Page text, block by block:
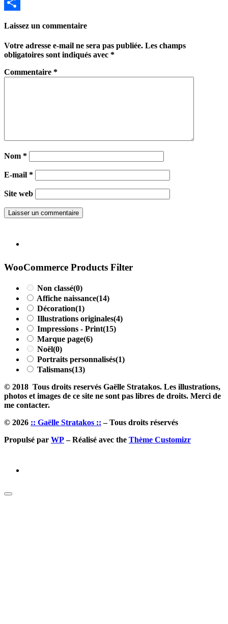
Email
Laissez un commentaire
Votre adresse e-mail ne sera pas publiée. Les champs
obligatoires sont indiqués avec *
Commentaire *
Nom *
E-mail *
Site web
WooCommerce Products Filter
Non classé(0)
Affiche naissance(14)
Décoration(1)
Illustrations originales(4)
Impressions - Print(15)
Marque page(6)
Noël(0)
Portraits personnalisés(1)
Talismans(13)
© 2018 Tous droits reservés Gaëlle Stratakos. Les illustrations,
photos et images de ce site ne sont pas libres de droits. Merci de
me contacter.
© 2026 :: Gaëlle Stratakos :: – Tous droits réservés
Propulsé par WP– Réalisé avec the Thème Customizr